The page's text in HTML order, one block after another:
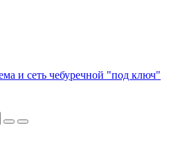
и сеть чебуречной "под ключ"